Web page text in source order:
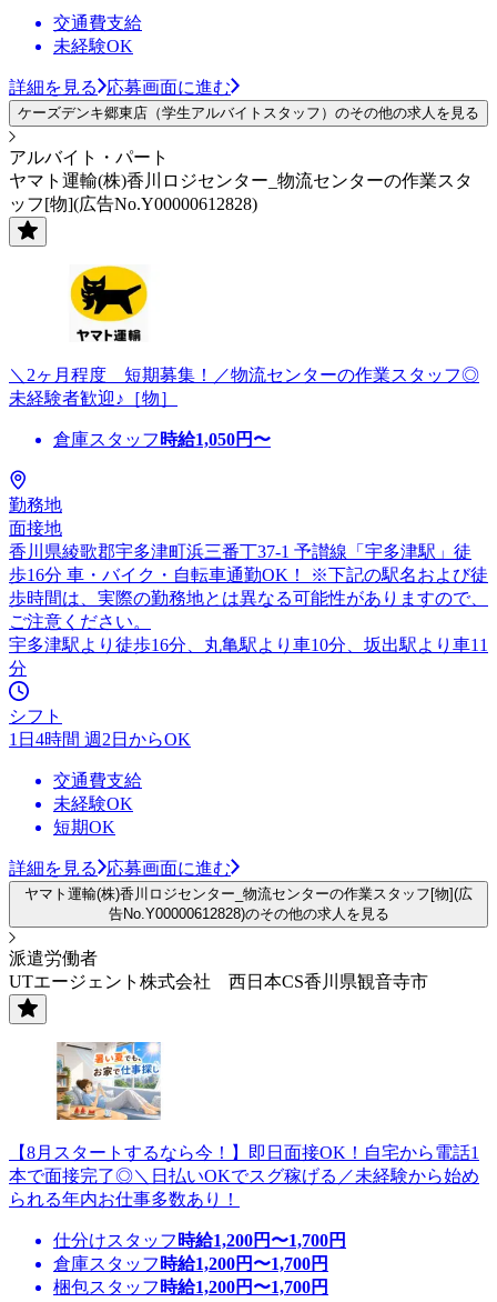
交通費支給
未経験OK
詳細を見る 応募画面に進む
ケーズデンキ郷東店（学生アルバイトスタッフ）のその他の求人を見る
アルバイト・パート
ヤマト運輸(株)香川ロジセンター_物流センターの作業スタ
ッフ[物](広告No.Y00000612828)
＼2ヶ月程度 短期募集！／物流センターの作業スタッフ◎
未経験者歓迎♪［物］
倉庫スタッフ 時給1,050円〜
勤務地
面接地
香川県綾歌郡宇多津町浜三番丁37-1 予讃線「宇多津駅」徒
歩16分 車・バイク・自転車通勤OK！ ※下記の駅名および徒
歩時間は、実際の勤務地とは異なる可能性がありますので、
ご注意ください。
宇多津駅より徒歩16分、丸亀駅より車10分、坂出駅より車11
分
シフト
1日4時間 週2日からOK
交通費支給
未経験OK
短期OK
詳細を見る 応募画面に進む
ヤマト運輸(株)香川ロジセンター_物流センターの作業スタッフ[物](広
告No.Y00000612828)のその他の求人を見る
派遣労働者
UTエージェント株式会社 西日本CS香川県観音寺市
【8月スタートするなら今！】即日面接OK！自宅から電話1
本で面接完了◎＼日払いOKでスグ稼げる／未経験から始め
られる年内お仕事多数あり！
仕分けスタッフ 時給1,200円〜1,700円
倉庫スタッフ 時給1,200円〜1,700円
梱包スタッフ 時給1,200円〜1,700円